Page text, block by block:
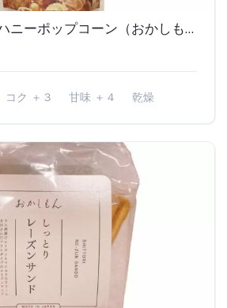
しっかり絡めたハニーポップコーン（おかしもんシリーズ）｜3COINS（スリーコインズ/スリコ）
コク ＋３ 甘味 ＋４ 乾燥